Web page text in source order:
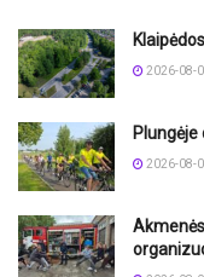
2026-08-
2026-08-